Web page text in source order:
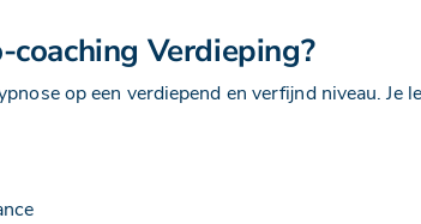
Verdieping?
op een verdiepend en verfijnd niveau. Je